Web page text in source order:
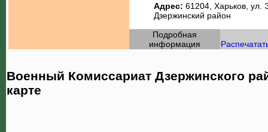
Адрес: 61204, Харьков, ул.
Дзержинский район
Подробная
информация
Военный Комиссариат Дзержинского
карте